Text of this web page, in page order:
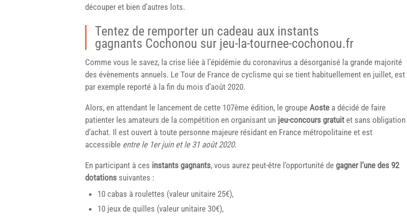
découper et bien d’autres lots.
Tentez de remporter un cadeau aux instants
gagnants Cochonou sur jeu-la-tournee-cochonou.fr
Comme vous le savez, la crise liée à l’épidémie du coronavirus a désorganisé la grande majorité
des évènements annuels. Le Tour de France de cyclisme qui se tient habituellement en juillet, est
par exemple reporté à la fin du mois d’août 2020.
Alors, en attendant le lancement de cette 107ème édition, le groupe Aoste a décidé de faire
patienter les amateurs de la compétition en organisant un jeu-concours gratuit et sans obligation
d’achat. Il est ouvert à toute personne majeure résidant en France métropolitaine et est
accessible entre le 1er juin et le 31 août 2020.
En participant à ces instants gagnants, vous aurez peut-être l’opportunité de gagner l’une des 92
dotations suivantes :
10 cabas à roulettes (valeur unitaire 25€),
10 jeux de quilles (valeur unitaire 30€),